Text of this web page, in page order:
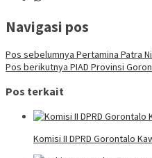
Navigasi pos
Pos sebelumnya Pertamina Patra
Pos berikutnya PIAD Provinsi
Pos terkait
Komisi II DPRD Gorontalo